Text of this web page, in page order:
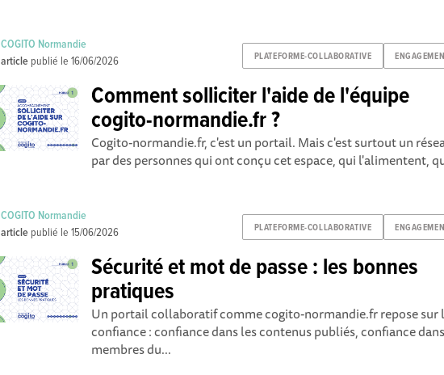
PLATEFORME-COLLABORATIVE
COGITO Normandie
article publié le16/06/2026
Comment solliciter l'aide de l'équipe
cogito-normandie.fr ?
Cogito-normandie.fr, c'est un portail. Mais c'est surtout un
par des personnes qui ont conçu cet espace, qui l'alimentent,
PLATEFORME-COLLABORATIVE
COGITO Normandie
article publié le15/06/2026
Sécurité et mot de passe : les bonnes
pratiques
Un portail collaboratif comme cogito-normandie.fr repose sur
confiance : confiance dans les contenus publiés, confiance
membres du...